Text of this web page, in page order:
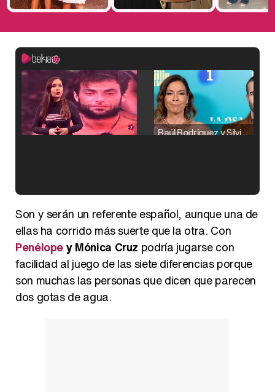
Raúl Rodríguez y Silvia Taulés nos cuentan su papel en 'La familia de la tele'
Carlota Corredera y Javier de Hoyos: "La tele tiene que representar al público también y aquí están todos los perfiles posibles&quo;
Son y serán un referente español, aunque una de
ellas ha corrido más suerte que la otra. Con
Penélopey Mónica Cruz podría jugarse con
facilidad al juego de las siete diferencias porque
son muchas las personas que dicen que parecen
dos gotas de agua.